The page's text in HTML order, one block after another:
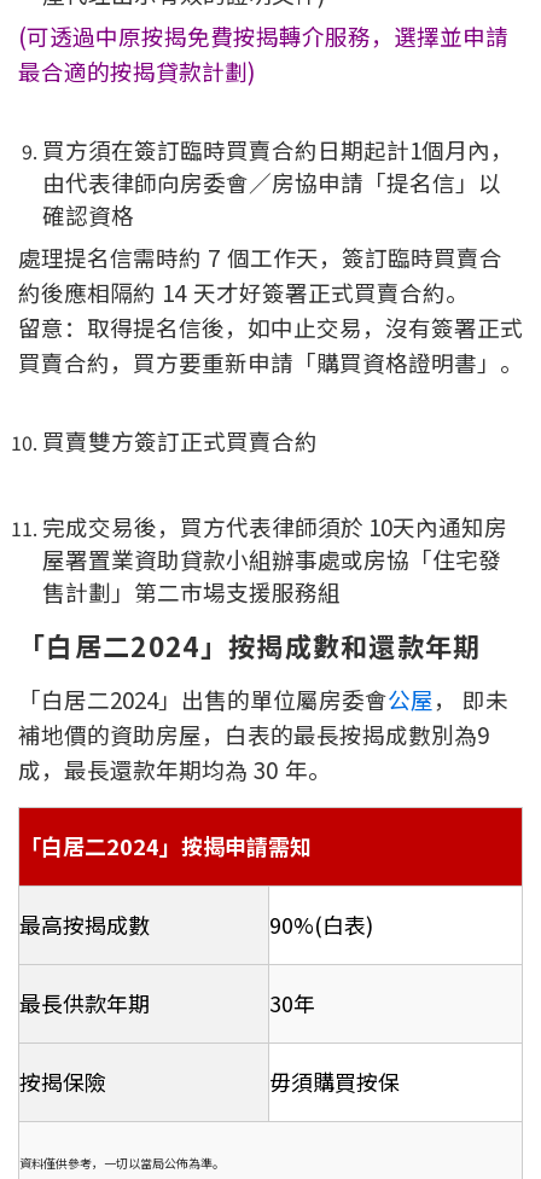
(可透過中原按揭免費按揭轉介服務，選擇並申請
最合適的按揭貸款計劃)
買方須在簽訂臨時買賣合約日期起計1個月內，
由代表律師向房委會／房協申請「提名信」以
確認資格
處理提名信需時約 7 個工作天，簽訂臨時買賣合
約後應相隔約 14 天才好簽署正式買賣合約。
留意：取得提名信後，如中止交易，沒有簽署正式
買賣合約，買方要重新申請「購買資格證明書」。
買賣雙方簽訂正式買賣合約
完成交易後，買方代表律師須於 10天內通知房
屋署置業資助貸款小組辦事處或房協「住宅發
售計劃」第二市場支援服務組
「白居二2024」按揭成數和還款年期
「白居二2024」出售的單位屬房委會公屋， 即未
補地價的資助房屋，白表的最長按揭成數別為9
成，最長還款年期均為 30 年。
「白居二2024」按揭申請需知
最高按揭成數 90%(白表)
最長供款年期 30年
按揭保險 毋須購買按保
資料僅供參考，一切以當局公佈為準。